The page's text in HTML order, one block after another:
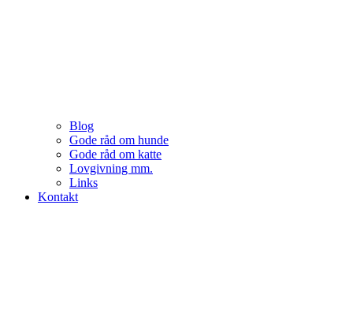
Blog
Gode råd om hunde
Gode råd om katte
Lovgivning mm.
Links
Kontakt